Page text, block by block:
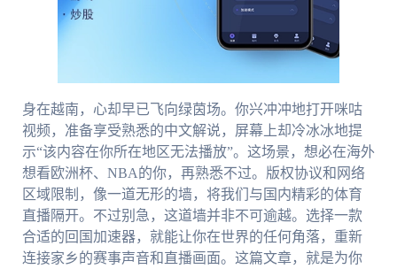
身在越南，心却早已飞向绿茵场。你兴冲冲地打开咪咕
视频，准备享受熟悉的中文解说，屏幕上却冷冰冰地提
示“该内容在你所在地区无法播放”。这场景，想必在海外
想看欧洲杯、NBA的你，再熟悉不过。版权协议和网络
区域限制，像一道无形的墙，将我们与国内精彩的体育
直播隔开。不过别急，这道墙并非不可逾越。选择一款
合适的回国加速器，就能让你在世界的任何角落，重新
连接家乡的赛事声音和直播画面。这篇文章，就是为你